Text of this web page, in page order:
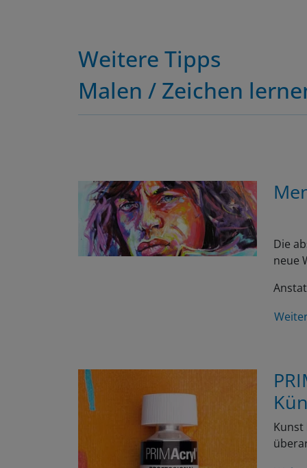
Weitere Tipps
Malen / Zeichen
Die
neue
Kunst